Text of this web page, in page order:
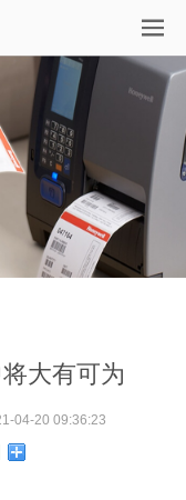
大有可为
04-20 09:36:23